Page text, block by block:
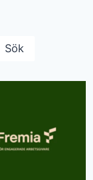
Sök